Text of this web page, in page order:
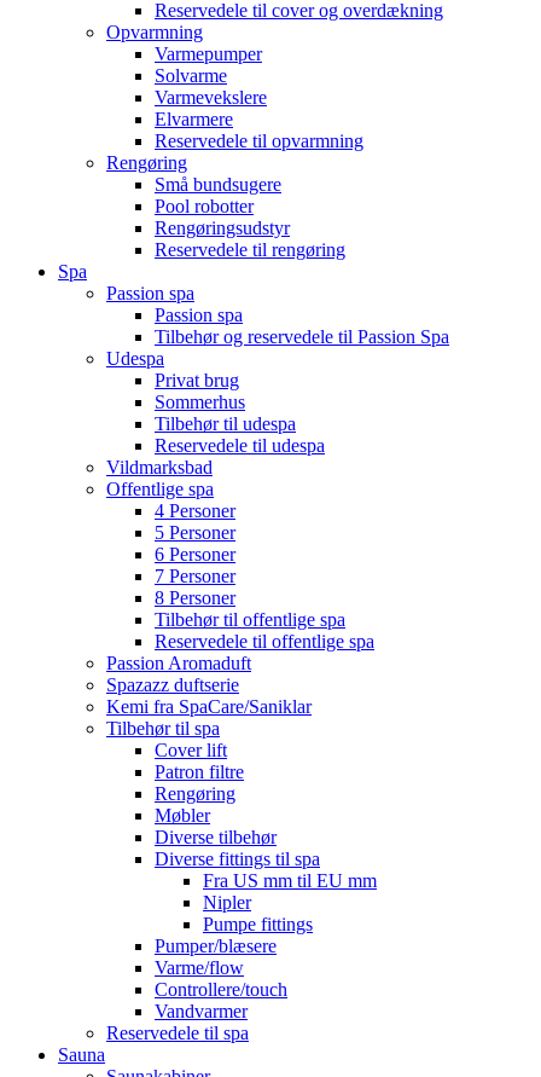
Reservedele til cover og overdækning
Opvarmning
Varmepumper
Solvarme
Varmevekslere
Elvarmere
Reservedele til opvarmning
Rengøring
Små bundsugere
Pool robotter
Rengøringsudstyr
Reservedele til rengøring
Spa
Passion spa
Passion spa
Tilbehør og reservedele til Passion Spa
Udespa
Privat brug
Sommerhus
Tilbehør til udespa
Reservedele til udespa
Vildmarksbad
Offentlige spa
4 Personer
5 Personer
6 Personer
7 Personer
8 Personer
Tilbehør til offentlige spa
Reservedele til offentlige spa
Passion Aromaduft
Spazazz duftserie
Kemi fra SpaCare/Saniklar
Tilbehør til spa
Cover lift
Patron filtre
Rengøring
Møbler
Diverse tilbehør
Diverse fittings til spa
Fra US mm til EU mm
Nipler
Pumpe fittings
Pumper/blæsere
Varme/flow
Controllere/touch
Vandvarmer
Reservedele til spa
Sauna